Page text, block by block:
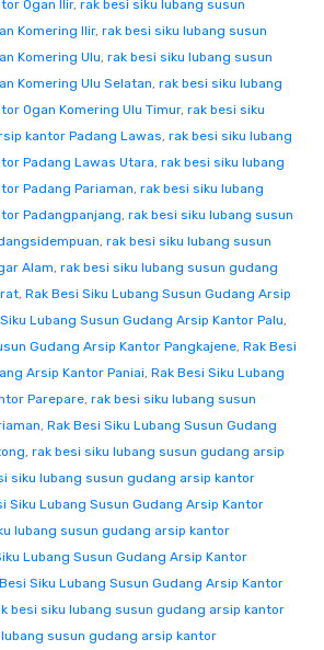
Ogan Ilir, rak besi siku lubang susun
Komering Ilir, rak besi siku lubang susun
Komering Ulu, rak besi siku lubang susun
Komering Ulu Selatan, rak besi siku lubang
Ogan Komering Ulu Timur, rak besi siku
kantor Padang Lawas, rak besi siku lubang
Padang Lawas Utara, rak besi siku lubang
Padang Pariaman, rak besi siku lubang
Padangpanjang, rak besi siku lubang susun
, rak besi siku lubang susun
Alam, rak besi siku lubang susun gudang
, Rak Besi Siku Lubang Susun Gudang Arsip
Lubang Susun Gudang Arsip Kantor Palu,
Gudang Arsip Kantor Pangkajene, Rak Besi
Arsip Kantor Paniai, Rak Besi Siku Lubang
Parepare, rak besi siku lubang susun
, Rak Besi Siku Lubang Susun Gudang
, rak besi siku lubang susun gudang arsip
siku lubang susun gudang arsip kantor
Siku Lubang Susun Gudang Arsip Kantor
lubang susun gudang arsip kantor
Lubang Susun Gudang Arsip Kantor
Siku Lubang Susun Gudang Arsip Kantor
besi siku lubang susun gudang arsip kantor
susun gudang arsip kantor